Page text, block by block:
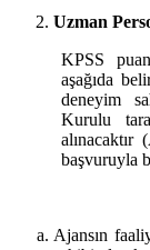
Uzman
KPSS
aşağıda
deneyim
Kurulu
alınacaktır
başvuruyla
Ajansın